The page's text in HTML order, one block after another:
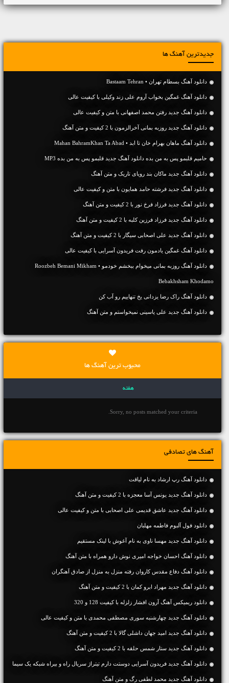
جدیدترین آهنگ ها
دانلود آهنگ بسطام تهران • Bastaam Tehran
دانلود آهنگ غمگین بخواب آروم علی زند وکیلی با کیفیت عالی
دانلود آهنگ جديد رفتن محمد اصفهانی با متن و کیفیت عالی
دانلود آهنگ جديد روزبه بمانی آخرالزمون با 2 کیفیت و متن آهنگ
دانلود آهنگ ماهان بهرام خان تا ابد • Mahan BahramKhan Ta Abad
حامیم قلبمو پس به من بده دانلود آهنگ جدید قلبمو پس به من بده MP3
دانلود آهنگ جديد ماکان بند رویای تاریک و متن آهنگ
دانلود آهنگ جديد فرشته حامد همایون با متن و کیفیت عالی
دانلود آهنگ جديد فرزاد فرخ نور با 2 کیفیت و متن آهنگ
دانلود آهنگ جديد فرزاد فرزین کلبه با 2 کیفیت و متن آهنگ
دانلود آهنگ جديد علی اصحابی سیگار با 2 کیفیت و متن آهنگ
دانلود آهنگ غمگین یادمون رفت فریدون آسرایی با کیفیت عالی
دانلود آهنگ روزبه بمانی میخوام ببخشم خودمو • Roozbeh Bemani Mikham
Bebakhsham Khodamo
دانلود آهنگ راک رضا یزدانی یخ تنهاییم رو آب کن
دانلود آهنگ جديد علی یاسینی نمیخواستم و متن آهنگ
محبوب ترین آهنگ ها
هفته
Sorry, no posts matched your criteria.
آهنگ های تصادفی
دانلود آهنگ رپ ارشاد به نام لیاقت
دانلود آهنگ جديد یونس آسا معجزه با 2 کیفیت و متن آهنگ
دانلود آهنگ جديد عاشق قدیمی علی اصحابی با متن و کیفیت عالی
دانلود فول آلبوم فاطمه مهلبان
دانلود آهنگ جديد مهسا ناوی به نام آغوش با لینک مستقیم
دانلود آهنگ احسان خواجه امیری نوش دارو همراه با متن آهنگ
دانلود آهنگ دفاع مقدس کاروان رفته منزل به منزل از صادق آهنگران
دانلود آهنگ جديد مهراد ابرو کمان با 2 کیفیت و متن آهنگ
دانلود ریمیکس آهنگ آرون افشار زلزله با کیفیت 128 و 320
دانلود آهنگ جديد چهارشنبه سوری مصطفی محمدی با متن و کیفیت عالی
دانلود آهنگ جديد امید جهان داشلی گالا با 2 کیفیت و متن آهنگ
دانلود آهنگ جديد ستار شمس حلقه با 2 کیفیت و متن آهنگ
دانلود آهنگ جدید فریدون آسرایی دوستت دارم تیتراژ سریال راه و بیراه شبکه یک سیما
دانلود آهنگ جديد محمد لطفی رگ و متن آهنگ